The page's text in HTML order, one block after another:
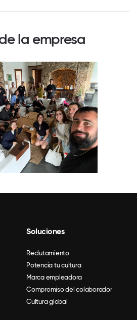
la empresa
Soluciones
Reclutamiento
Potencia tu cultura
Marca empleadora
Compromiso del colaborador
Cultura global